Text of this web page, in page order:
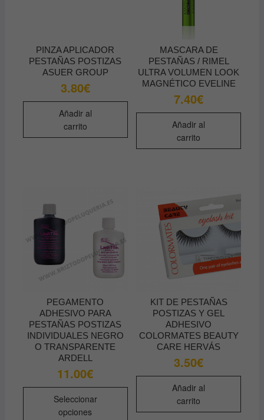
PINZA APLICADOR
PESTAÑAS POSTIZAS
ASUER GROUP
3.80€
Añadir al
carrito
MASCARA DE
PESTAÑAS / RIMEL
ULTRA VOLUMEN LOOK
MAGNÉTICO EVELINE
7.40€
Añadir al
carrito
PEGAMENTO
ADHESIVO PARA
PESTAÑAS POSTIZAS
INDIVIDUALES NEGRO
O TRANSPARENTE
ARDELL
11.00€
Seleccionar
opciones
Este
KIT DE PESTAÑAS
POSTIZAS Y GEL
ADHESIVO
COLORMATES BEAUTY
CARE HERVÁS
3.50€
Añadir al
carrito